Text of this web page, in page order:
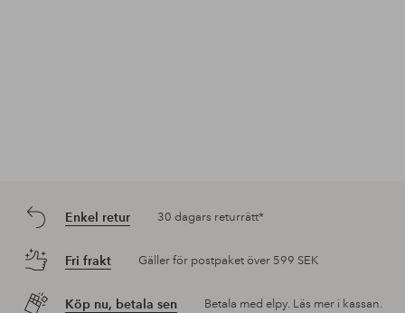
Enkel retur 30 dagars returrätt*
Fri frakt Gäller för postpaket över 599 SEK
Köp nu, betala sen Betala med elpy. Läs mer i kassan.